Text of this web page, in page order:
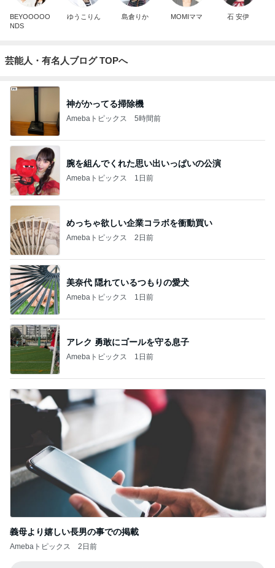
BEYOOOOO
NDS
ゆうこりん 島倉りか MOMIママ 石 安伊
芸能人・有名人ブログ TOPへ
神がかってる掃除機
Amebaトピックス 5時間前
腕を組んでくれた思い出いっぱいの公演
Amebaトピックス 1日前
めっちゃ欲しい企業コラボを衝動買い
Amebaトピックス 2日前
美奈代 隠れているつもりの愛犬
Amebaトピックス 1日前
アレク 勇敢にゴールを守る息子
Amebaトピックス 1日前
義母より嬉しい長男の事での掲載
Amebaトピックス 2日前